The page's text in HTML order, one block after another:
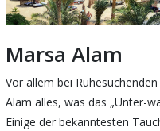
Marsa Alam
Vor allem bei
Alam alles, was das „Unter-
Einige der bekanntesten